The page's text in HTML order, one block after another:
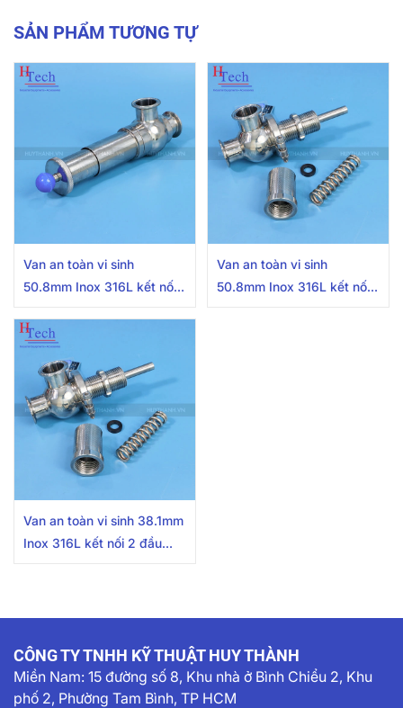
SẢN PHẨM TƯƠNG TỰ
Van an toàn vi sinh
50.8mm Inox 316L kết nối
xả áp
Van an toàn vi sinh
50.8mm Inox 316L kết nối
Van an toàn vi sinh 38.1mm
Inox 316L kết nối 2 đầu
CÔNG TY TNHH KỸ THUẬT HUY THÀNH
Miền Nam: 15 đường số 8, Khu nhà ở Bình Chiểu 2, Khu
phố 2, Phường Tam Bình, TP HCM